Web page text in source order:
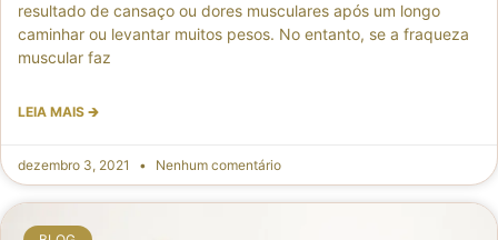
resultado de cansaço ou dores musculares após um longo
caminhar ou levantar muitos pesos. No entanto, se a fraqueza
muscular faz
LEIA MAIS 🡲
dezembro 3, 2021 Nenhum comentário